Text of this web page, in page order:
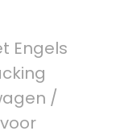
Engels
/